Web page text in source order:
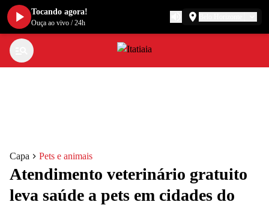
Capa Pets e animais
Atendimento veterinário gratuito
leva saúde a pets em cidades do
Tocando agora!
Ouça ao vivo /24h